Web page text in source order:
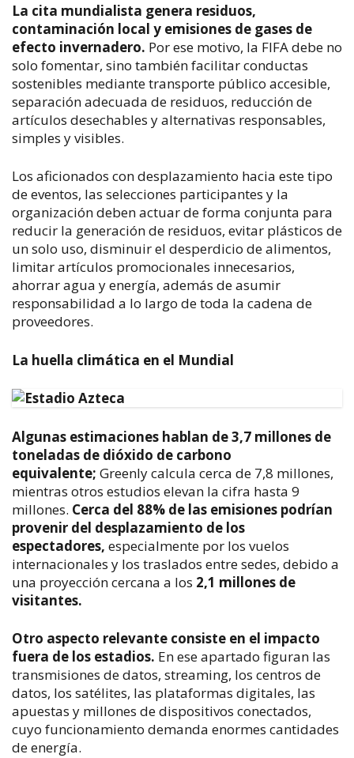
La cita mundialista genera residuos,
contaminación local y emisiones de gases de
efecto invernadero. Por ese motivo, la FIFA debe no
solo fomentar, sino también facilitar conductas
sostenibles mediante transporte público accesible,
separación adecuada de residuos, reducción de
artículos desechables y alternativas responsables,
simples y visibles.
Los aficionados con desplazamiento hacia este tipo
de eventos, las selecciones participantes y la
organización deben actuar de forma conjunta para
reducir la generación de residuos, evitar plásticos de
un solo uso, disminuir el desperdicio de alimentos,
limitar artículos promocionales innecesarios,
ahorrar agua y energía, además de asumir
responsabilidad a lo largo de toda la cadena de
proveedores.
La huella climática en el Mundial
Algunas estimaciones hablan de 3,7 millones de
toneladas de dióxido de carbono
equivalente; Greenly calcula cerca de 7,8 millones,
mientras otros estudios elevan la cifra hasta 9
millones. Cerca del 88% de las emisiones podrían
provenir del desplazamiento de los
espectadores, especialmente por los vuelos
internacionales y los traslados entre sedes, debido a
una proyección cercana a los 2,1 millones de
visitantes.
Otro aspecto relevante consiste en el impacto
fuera de los estadios. En ese apartado figuran las
transmisiones de datos, streaming, los centros de
datos, los satélites, las plataformas digitales, las
apuestas y millones de dispositivos conectados,
cuyo funcionamiento demanda enormes cantidades
de energía.